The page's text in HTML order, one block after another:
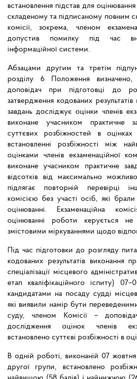
встановлення підстав для
складеному та підписаному повним
комісії, зокрема, членом
допустив помилку під час
інформаційної системи.
Абзацами другим та третім
розділу 6 Положення
доповідач при підготовці до
затвердження кодованих
завдань досліджує оцінки членів
виконане учасником практичне
суттєвих розбіжностей в
встановленні розбіжності між
оцінками членів екзаменаційної
виконане учасником практичне
відсотків від максимально
підлягає повторній перевірці
комісією без участі осіб, які
оцінюванні. Екзаменаційна
оцінюванні роботи керується
змістовими міркуваннями щодо
Під час підготовки до розгляду
кодованих результатів виконання
спеціалізації місцевого
етап кваліфікаційного іспиту)
кандидатами на посаду судді
які виявили намір бути
суду, членом Комісії –
дослідження оцінок членів
встановлено суттєві розбіжності в
В одній роботі, виконаній 07
другої групи, встановлено